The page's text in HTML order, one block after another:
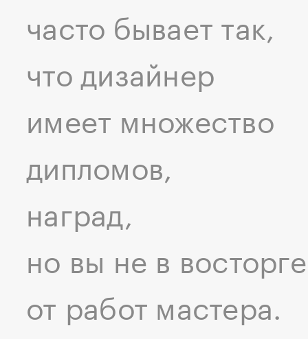
часто бывает так,
что дизайнер
имеет множество
дипломов,
наград,
но вы не в восторге
от работ мастера.